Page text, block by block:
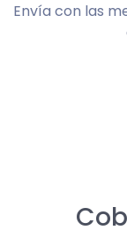
Envía con las